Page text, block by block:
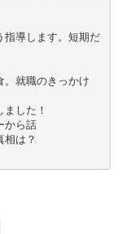
指導します。短期だ
。就職のきっかけ
した！
から話
相は？